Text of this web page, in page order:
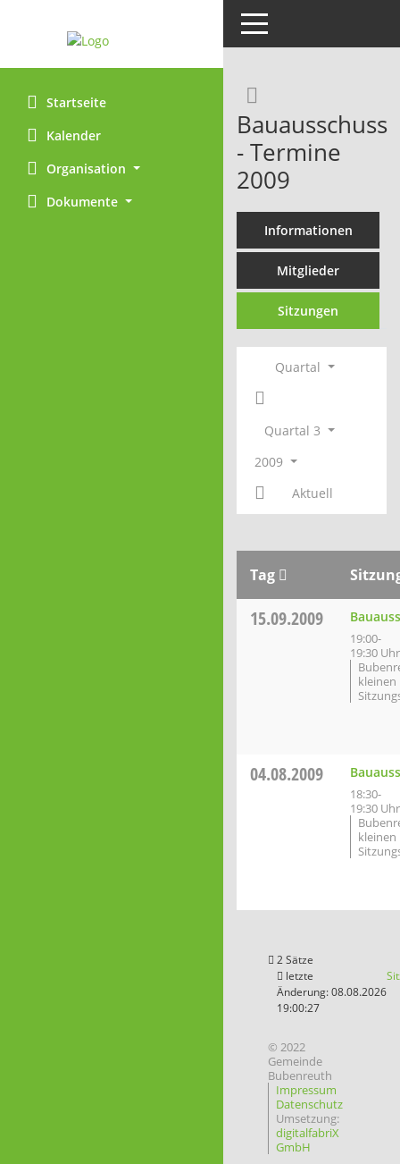
Startseite
Kalender
Organisation
Dokumente
Toggle navigation
Bauausschuss
- Termine
2009
Informationen
Mitglieder
Sitzungen
Quartal
Quartal 3
2009
Aktuell
Tag
15.09.2009
19:00-
19:30 Uhr
kleinen
04.08.2009
18:30-
19:30 Uhr
kleinen
2 Sätze
letzte
Änderung: 08.08.2026
19:00:27
© 2022
Gemeinde
Bubenreuth
Impressum
Datenschutz
Umsetzung:
digitalfabriX
GmbH